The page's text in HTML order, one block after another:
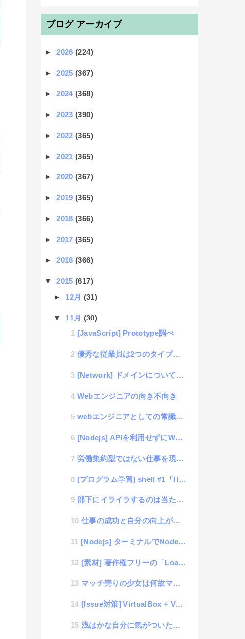
ブログ アーカイブ
►2026(224)
►2025(367)
►2024(368)
►2023(390)
►2022(365)
►2021(365)
►2020(367)
►2019(365)
►2018(366)
►2017(365)
►2016(366)
▼2015(617)
► 12月 (31)
▼ 11月 (30)
[JavaScript] Prototype調べ
優秀な従業員は2つのタイプがある
[Network] ドメインについての学習
Webエンジニアの向き不向き
webエンジニアとしての常識？！記号の読み方
[Nodejs] APIを利用せずにWEBサービスを利用したい。 #1「Google検索をして初回ペ...
労働集約型ではない仕事を現在の労働基準法にのっとって考える。
[プログラム学習] shell #1「HelloWorld」
部下にイライラするのは当たり前。仕事における上司の在り方。
仕事の成功と自分の向上がリンクできると必ず成功するという事
[Nodejs] ターミナルでNodejsを実行した時にArgv情報を取得する方法
[素材] 著作権フリーの「Loading」Gifアニメーション画像 40個
マッチ売りの少女は何故マッチが売れなかったのか？
[Issue対策] VirtualBox + VagrantでJSファイルが「Uncaught Sy...
浅はかな自分に気がついた人だけが成長できる法則